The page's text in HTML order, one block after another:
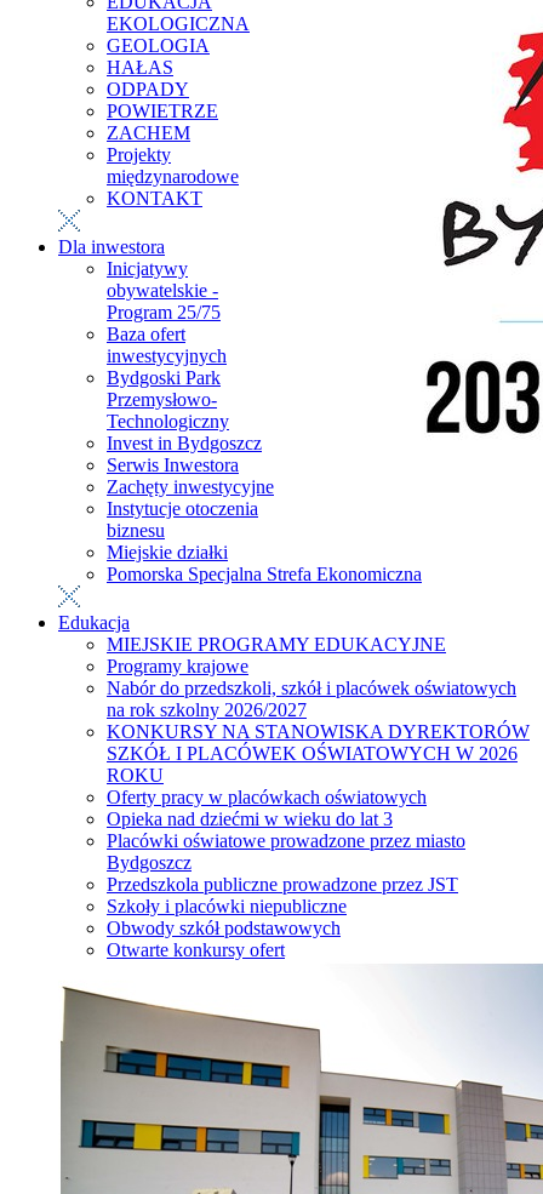
EKOLOGICZNA
GEOLOGIA
HAŁAS
ODPADY
POWIETRZE
ZACHEM
Projekty
międzynarodowe
KONTAKT
Dla inwestora
Inicjatywy
obywatelskie -
Program 25/75
Baza ofert
inwestycyjnych
Bydgoski Park
Przemysłowo-
Technologiczny
Invest in Bydgoszcz
Serwis Inwestora
Zachęty inwestycyjne
Instytucje otoczenia
biznesu
Miejskie działki
Pomorska Specjalna Strefa Ekonomiczna
Edukacja
MIEJSKIE PROGRAMY EDUKACYJNE
Programy krajowe
Nabór do przedszkoli, szkół i placówek oświatowych
na rok szkolny 2026/2027
KONKURSY NA STANOWISKA DYREKTORÓW
SZKÓŁ I PLACÓWEK OŚWIATOWYCH W 2026
ROKU
Oferty pracy w placówkach oświatowych
Opieka nad dziećmi w wieku do lat 3
Placówki oświatowe prowadzone przez miasto
Bydgoszcz
Przedszkola publiczne prowadzone przez JST
Szkoły i placówki niepubliczne
Obwody szkół podstawowych
Otwarte konkursy ofert